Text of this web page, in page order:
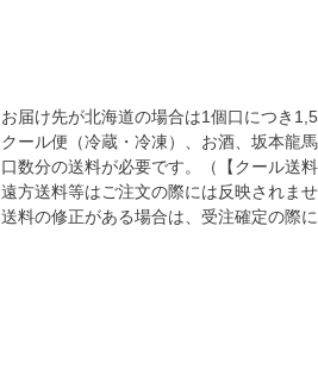
お届け先が北海道の場合は1個口につき
クール便（冷蔵・冷凍）、お酒、坂本龍
口数分の送料が必要です。（【クール送
遠方送料等はご注文の際には反映されませ
送料の修正がある場合は、受注確定の際